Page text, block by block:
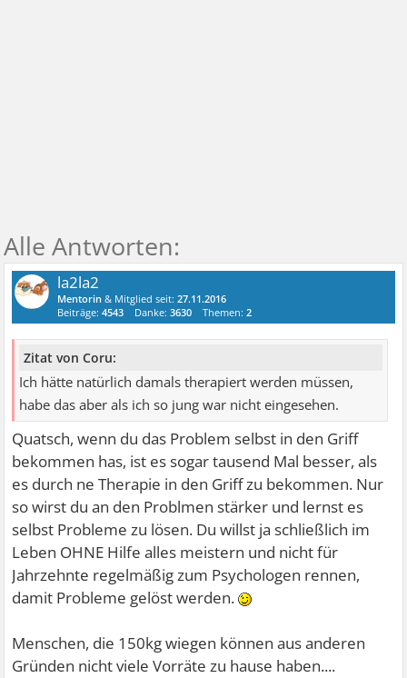
la2la2
Mentorin & Mitglied seit:27.11.2016
Beiträge:4543 Danke:3630 Themen:2
Zitat von Coru:
Ich hätte natürlich damals therapiert werden müssen,
habe das aber als ich so jung war nicht eingesehen.
Quatsch, wenn du das Problem selbst in den Griff
bekommen has, ist es sogar tausend Mal besser, als
es durch ne Therapie in den Griff zu bekommen. Nur
so wirst du an den Problmen stärker und lernst es
selbst Probleme zu lösen. Du willst ja schließlich im
Leben OHNE Hilfe alles meistern und nicht für
Jahrzehnte regelmäßig zum Psychologen rennen,
damit Probleme gelöst werden.
Menschen, die 150kg wiegen können aus anderen
Gründen nicht viele Vorräte zu hause haben....